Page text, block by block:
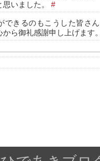
いました。 #
できるのもこうした皆さ
から御礼感謝申し上げます